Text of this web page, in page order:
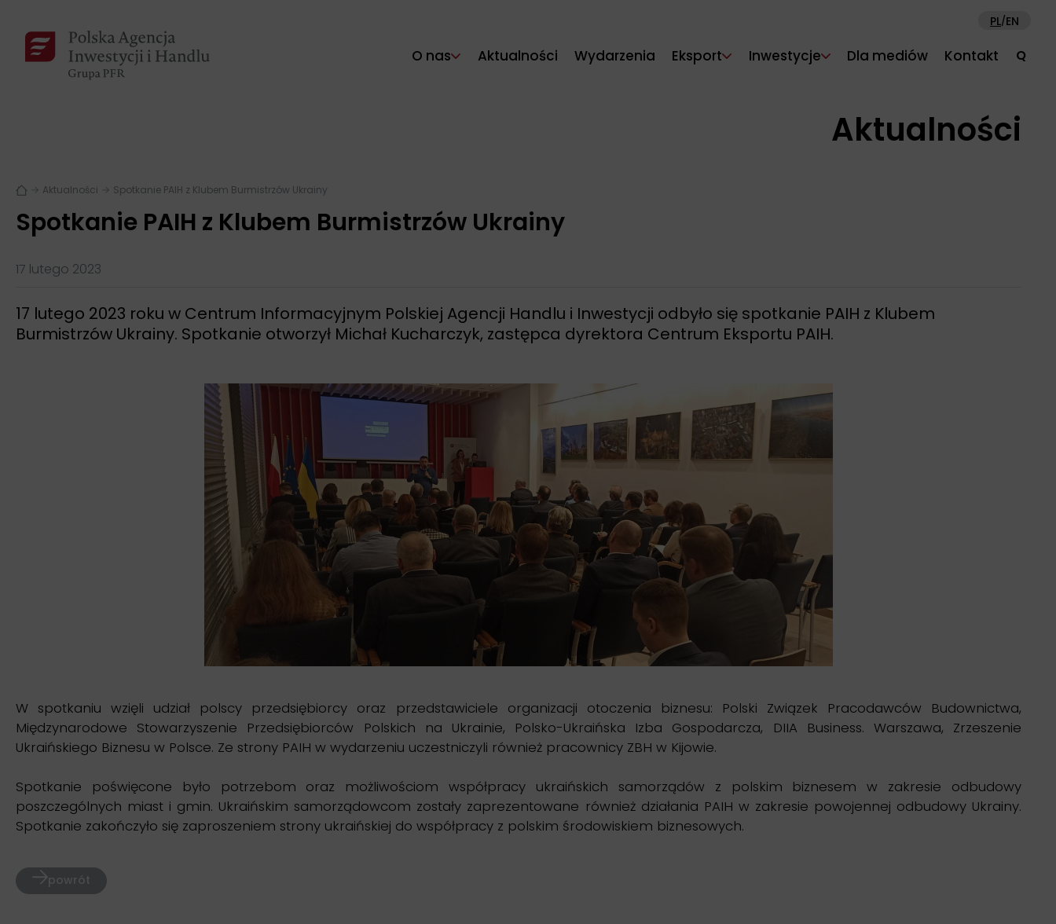
O nas Aktualności Wydarzenia Eksport Inwestycje Dla mediów Kontakt Q
PL/EN
Aktualności
Aktualności Spotkanie PAIH z Klubem Burmistrzów Ukrainy
Spotkanie PAIH z Klubem Burmistrzów Ukrainy
17 lutego 2023
17 lutego 2023 roku w Centrum Informacyjnym Polskiej Agencji Handlu i Inwestycji odbyło się spotkanie PAIH z Klubem
Burmistrzów Ukrainy. Spotkanie otworzył Michał Kucharczyk, zastępca dyrektora Centrum Eksportu PAIH.
W spotkaniu wzięli udział polscy przedsiębiorcy oraz przedstawiciele organizacji otoczenia biznesu: Polski Związek Pracodawców Budownictwa,
Międzynarodowe Stowarzyszenie Przedsiębiorców Polskich na Ukrainie, Polsko-Ukraińska Izba Gospodarcza, DIIA Business. Warszawa, Zrzeszenie
Ukraińskiego Biznesu w Polsce. Ze strony PAIH w wydarzeniu uczestniczyli również pracownicy ZBH w Kijowie.
Spotkanie poświęcone było potrzebom oraz możliwościom współpracy ukraińskich samorządów z polskim biznesem w zakresie odbudowy
poszczególnych miast i gmin. Ukraińskim samorządowcom zostały zaprezentowane również działania PAIH w zakresie powojennej odbudowy Ukrainy.
Spotkanie zakończyło się zaproszeniem strony ukraińskiej do współpracy z polskim środowiskiem biznesowych.
powrót